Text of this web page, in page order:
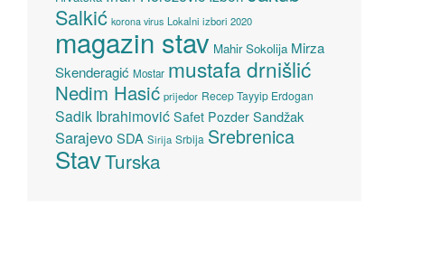
Salkić korona virus Lokalni izbori 2020
magazin stav Mahir Sokolija Mirza
Skenderagić Mostar mustafa drnišlić
Nedim Hasić prijedor Recep Tayyip Erdogan
Sadik Ibrahimović Safet Pozder Sandžak
SarajevoSDA Sirija Srbija Srebrenica
StavTurska